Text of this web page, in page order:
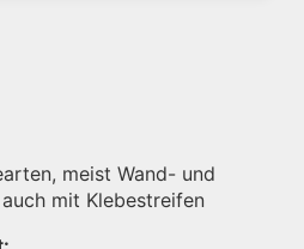
meist Wand- und
mit Klebestreifen